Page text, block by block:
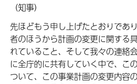
（知事）
先ほどもう申し上げたとおりであ
者のほうから計画の変更に関する
れていること、そして我々の連絡
に全庁的に共有していく中で、こ
ついて、この事業計画の変更内容